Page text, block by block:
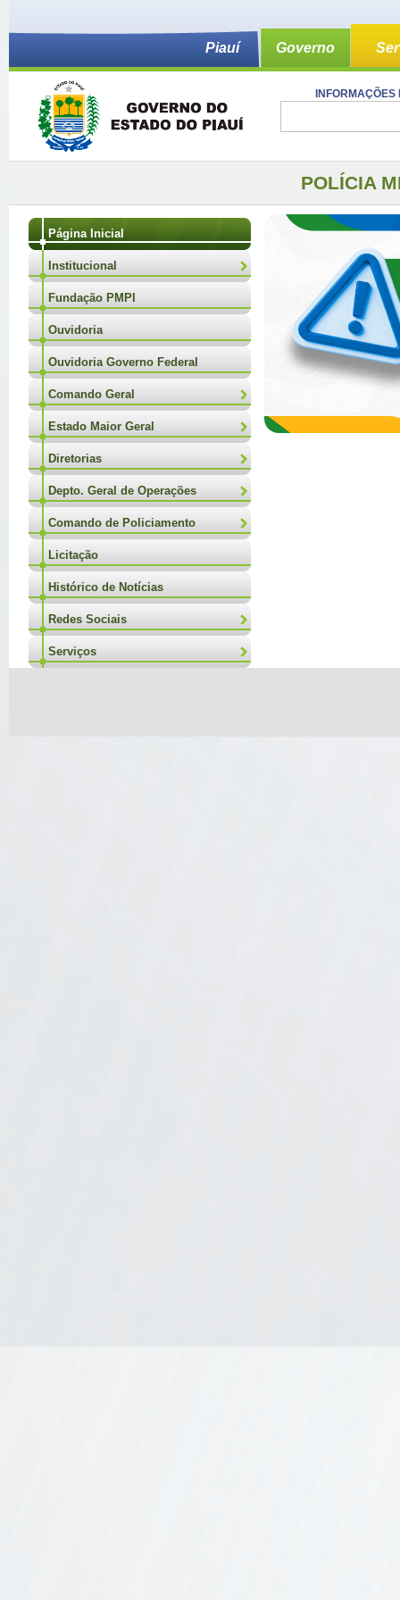
Piauí Governo
POLÍCIA
Página Inicial
Institucional
Fundação PMPI
Ouvidoria
Ouvidoria Governo Federal
Comando Geral
Estado Maior Geral
Diretorias
Depto. Geral de Operações
Comando de Policiamento
Licitação
Histórico de Notícias
Redes Sociais
Serviços